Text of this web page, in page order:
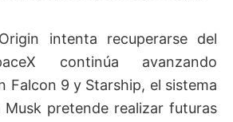
intenta recuperarse del
continúa avanzando
Falcon 9 y Starship, el sistema
pretende realizar futuras